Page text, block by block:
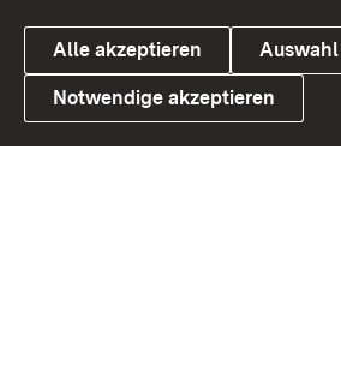
Link zum Landesportal
Alle akzeptieren
Notwendige akzeptieren